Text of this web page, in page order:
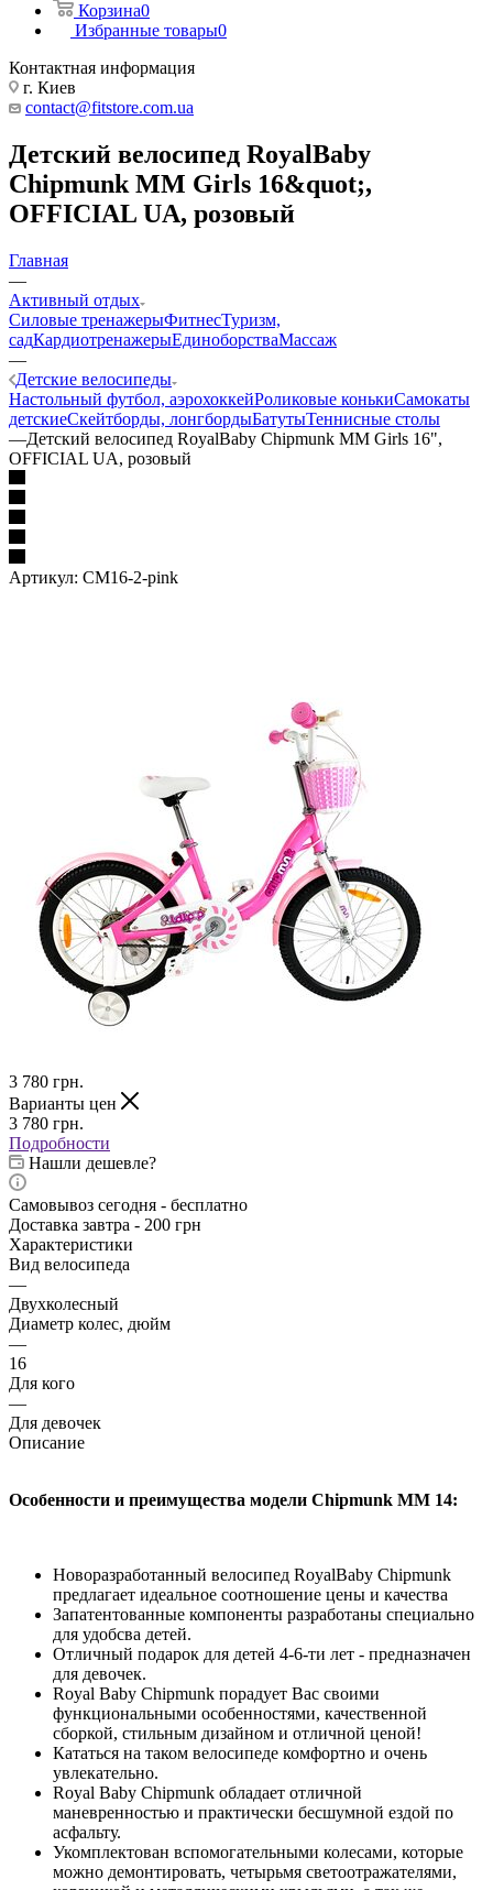
Корзина0
Избранные товары0
Контактная информация
г. Киев
contact@fitstore.com.ua
Детский велосипед RoyalBaby
Chipmunk MM Girls 16&quot;,
OFFICIAL UA, розовый
Главная
—
Активный отдых
Силовые тренажерыФитнесТуризм,
садКардиотренажерыЕдиноборстваМассаж
—
Детские велосипеды
Настольный футбол, аэрохоккейРоликовые конькиСамокаты
детскиеСкейтборды, лонгбордыБатутыТеннисные столы
—Детский велосипед RoyalBaby Chipmunk MM Girls 16",
OFFICIAL UA, розовый
Артикул: CM16-2-pink
3 780 грн.
Варианты цен
3 780 грн.
Подробности
Нашли дешевле?
Самовывоз сегодня - бесплатно
Доставка завтра - 200 грн
Характеристики
Вид велосипеда
—
Двухколесный
Диаметр колес, дюйм
—
16
Для кого
—
Для девочек
Описание
Особенности и преимущества модели Chipmunk MM 14:
Новоразработанный велосипед RoyalBaby Chipmunk
предлагает идеальное соотношение цены и качества
Запатентованные компоненты разработаны специально
для удобсва детей.
Отличный подарок для детей 4-6-ти лет - предназначен
для девочек.
Royal Baby Chipmunk порадует Вас своими
функциональными особенностями, качественной
сборкой, стильным дизайном и отличной ценой!
Кататься на таком велосипеде комфортно и очень
увлекательно.
Royal Baby Chipmunk обладает отличной
маневренностью и практически бесшумной ездой по
асфальту.
Укомплектован вспомогательными колесами, которые
можно демонтировать, четырьмя светоотражателями,